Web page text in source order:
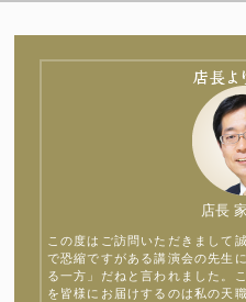
店長
この度はご訪問いただきまして
で恐縮ですがある講演会の先生
る一方」だねと言われました。
を皆様にお届けするのは私の天